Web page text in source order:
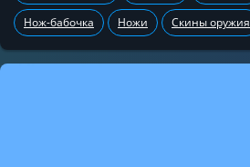
Нож-бабочка Ножи Скины оружия